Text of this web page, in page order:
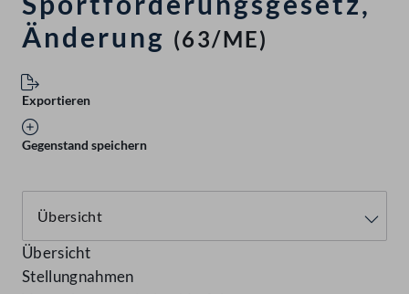
Änderung (63/ME)
Exportieren
Gegenstand speichern
Übersicht
Stellungnahmen